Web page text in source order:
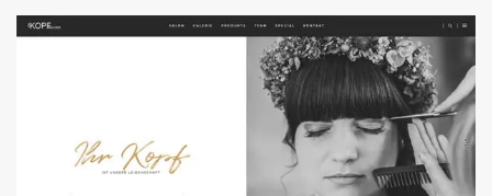
FOLDER FÜR VERTRIEB
FOLDER & FLYER